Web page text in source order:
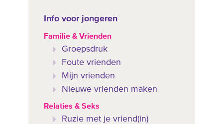
Info voor jongeren
Familie & Vrienden
Groepsdruk
Foute vrienden
Mijn vrienden
Nieuwe vrienden maken
Relaties & Seks
Ruzie met je vriend(in)